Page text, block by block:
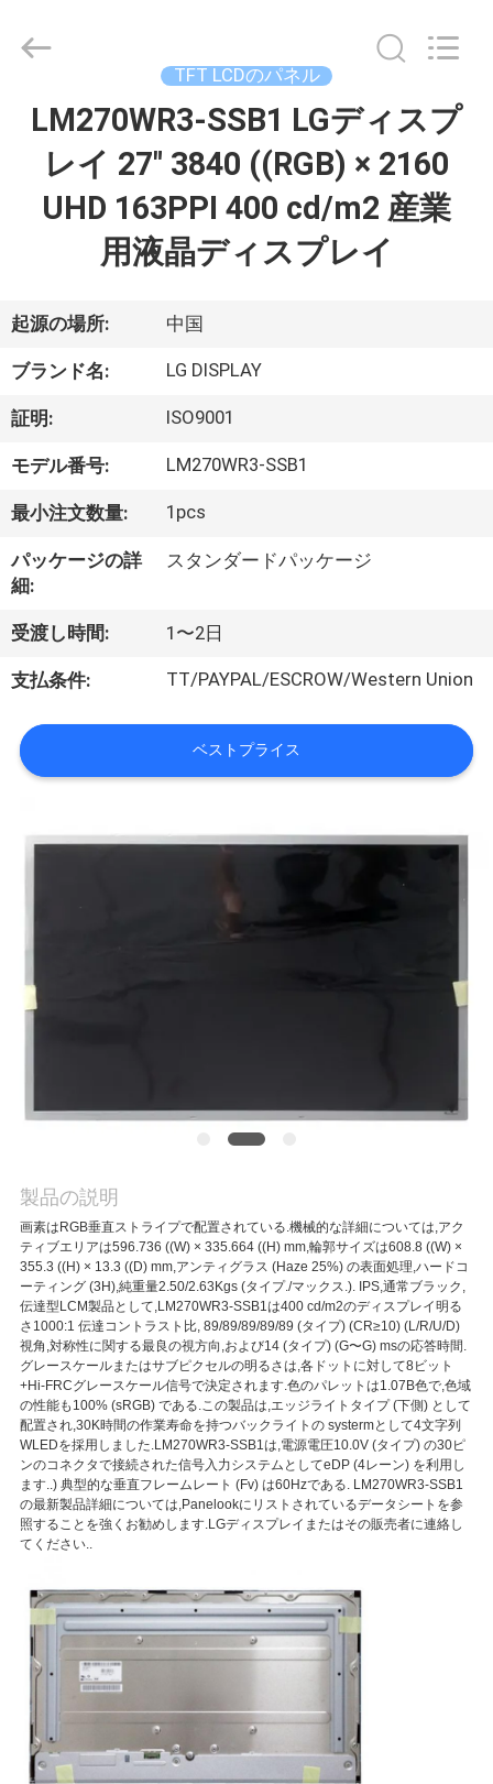
ク
ト
私
達
つ
い
て
工
旅
品
質
達
に
連
絡
し
な
さ
い
ニ
ュ
ス
2025
TFT LCDのパネル
LM270WR3-SSB1 LGディスプ
レイ 27" 3840 ((RGB) × 2160
UHD 163PPI 400 cd/m2 産業
用液晶ディスプレイ
起源の場所: 中国
ブランド名: LG DISPLAY
証明: ISO9001
モデル番号: LM270WR3-SSB1
最小注文数量: 1pcs
パッケージの詳
細:
スタンダードパッケージ
受渡し時間: 1〜2日
支払条件: TT/PAYPAL/ESCROW/Western Union
ベストプライス
製品の説明
画素はRGB垂直ストライプで配置されている.機械的な詳細については,アク
ティブエリアは596.736 ((W) × 335.664 ((H) mm,輪郭サイズは608.8 ((W) ×
355.3 ((H) × 13.3 ((D) mm,アンティグラス (Haze 25%) の表面処理,ハードコ
ーティング (3H),純重量2.50/2.63Kgs (タイプ./マックス.). IPS,通常ブラック,
伝達型LCM製品として,LM270WR3-SSB1は400 cd/m2のディスプレイ明る
さ1000:1 伝達コントラスト比, 89/89/89/89/89 (タイプ) (CR≥10) (L/R/U/D)
視角,対称性に関する最良の視方向,および14 (タイプ) (G〜G) msの応答時間.
グレースケールまたはサブピクセルの明るさは,各ドットに対して8ビット
+Hi-FRCグレースケール信号で決定されます.色のパレットは1.07B色で,色域
の性能も100% (sRGB) である.この製品は,エッジライトタイプ (下側) として
配置され,30K時間の作業寿命を持つバックライトの systermとして4文字列
WLEDを採用しました.LM270WR3-SSB1は,電源電圧10.0V (タイプ) の30ピ
ンのコネクタで接続された信号入力システムとしてeDP (4レーン) を利用し
ます..) 典型的な垂直フレームレート (Fv) は60Hzである. LM270WR3-SSB1
の最新製品詳細については,Panelookにリストされているデータシートを参
照することを強くお勧めします.LGディスプレイまたはその販売者に連絡し
てください..